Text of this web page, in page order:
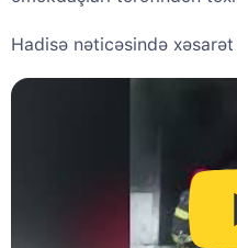
Hadisə nəticəsində xəsarət